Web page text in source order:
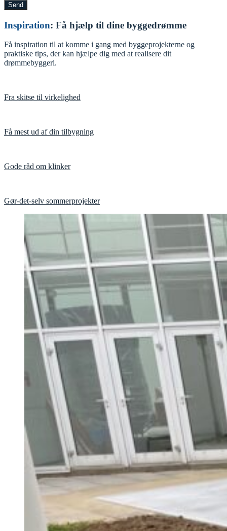
Send
Inspiration: Få hjælp til dine byggedrømme
Få inspiration til at komme i gang med byggeprojekterne og
praktiske tips, der kan hjælpe dig med at realisere dit
drømmebyggeri.
Fra skitse til virkelighed
Få mest ud af din tilbygning
Gode råd om klinker
Gør-det-selv sommerprojekter